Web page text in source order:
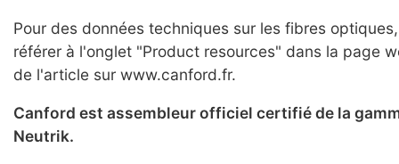
Pour des données techniques sur les fibres
référer à l'onglet "Product resources" dans la page
de l'article sur www.canford.fr.
Canford est assembleur officiel certifié de la
Neutrik.